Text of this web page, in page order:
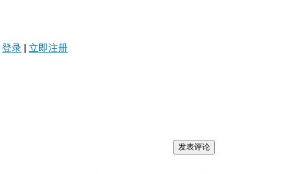
登录 立即注册
发表评论